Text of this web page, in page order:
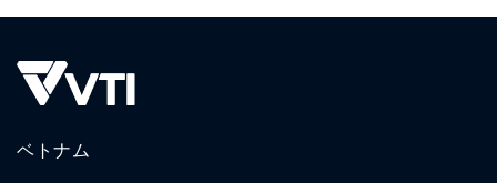
客体験を推進する戦略も大きく変化
しているようです。
ベトナム